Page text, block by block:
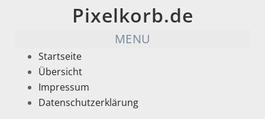
Pixelkorb.de
MENU
Startseite
Übersicht
Impressum
Datenschutzerklärung